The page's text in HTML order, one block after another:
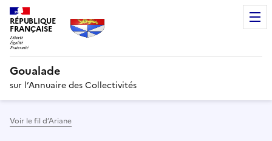
RÉPUBLIQUE
FRANÇAISE
Goualade
sur l’Annuaire des Collectivités
Voir le fil d’Ariane